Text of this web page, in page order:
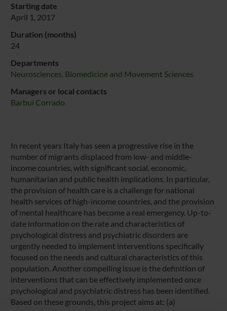
Starting date
April 1, 2017
Duration (months)
24
Departments
Neurosciences, Biomedicine and Movement Sciences
Managers or local contacts
Barbui Corrado
In recent years Italy has seen a progressive rise in the
number of migrants displaced from low- and middle-
income countries, with significant social, economic,
humanitarian and public health implications. In particular,
the provision of health care is a challenge for national
health services of high-income countries, and the provision
of mental healthcare has become a real emergency. Up-to-
date information on the rate and characteristics of
psychological distress and psychiatric disorders are
urgently needed to implement interventions specifically
focused on the needs and cultural characteristics of this
population. Another compelling issue is the definition of
interventions that can be effectively implemented once
psychological and psychiatric distress has been identified.
Based on these grounds, this project aims at: (a)